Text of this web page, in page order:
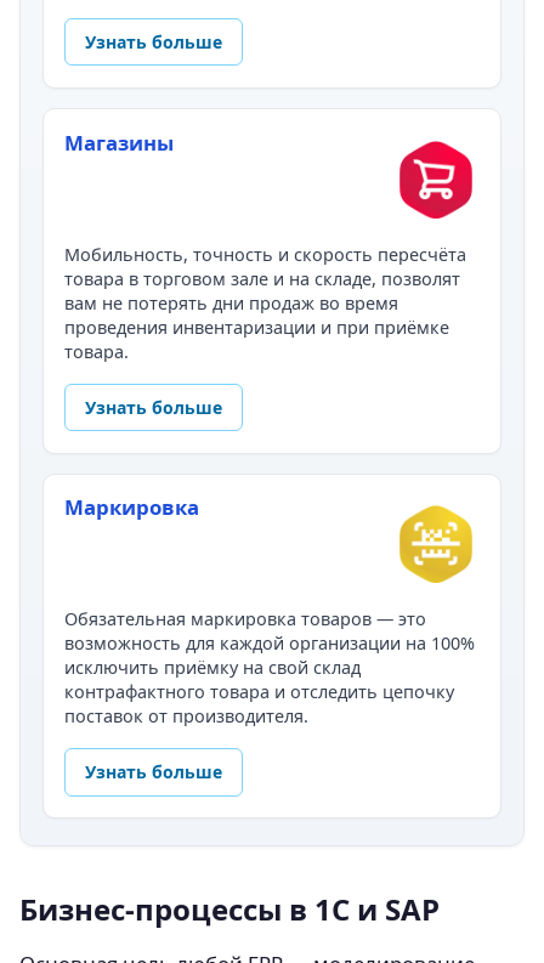
Узнать больше
Магазины
Мобильность, точность и скорость пересчёта
товара в торговом зале и на складе, позволят
вам не потерять дни продаж во время
проведения инвентаризации и при приёмке
товара.
Узнать больше
Маркировка
Обязательная маркировка товаров — это
возможность для каждой организации на 100%
исключить приёмку на свой склад
контрафактного товара и отследить цепочку
поставок от производителя.
Узнать больше
Бизнес-процессы в 1С и SAP